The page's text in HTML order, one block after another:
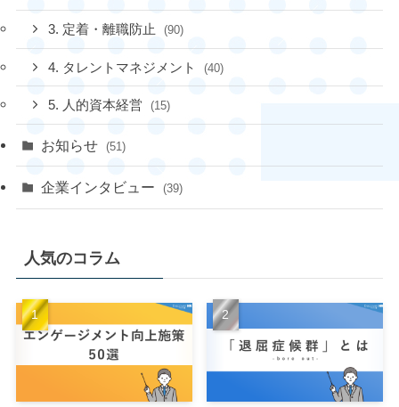
3. 定着・離職防止 (90)
4. タレントマネジメント (40)
5. 人的資本経営 (15)
お知らせ (51)
企業インタビュー (39)
人気のコラム